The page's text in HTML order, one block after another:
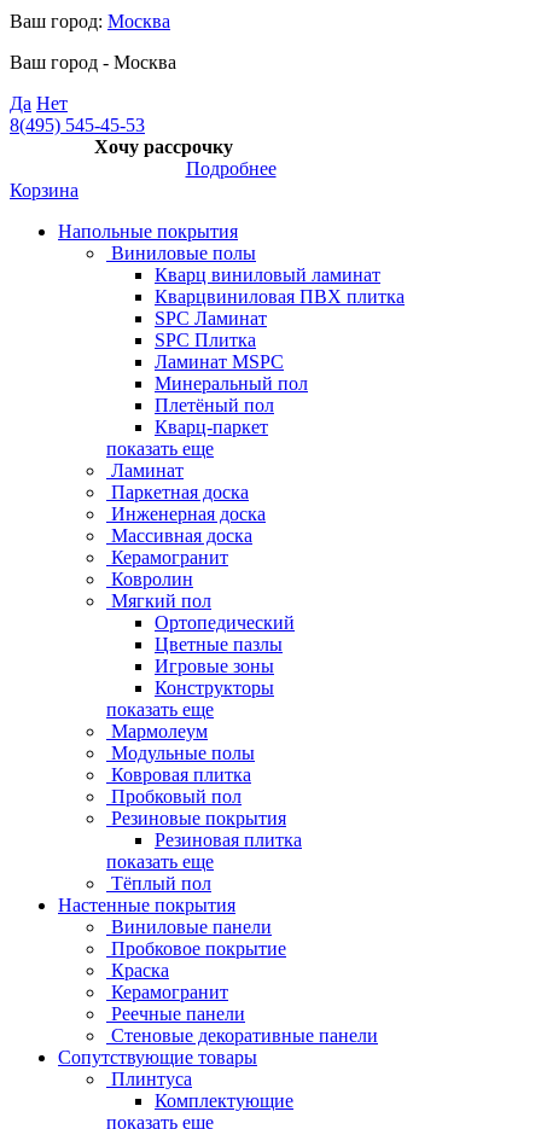
Ваш город: Москва
Ваш город - Москва
Да Нет
8(495) 545-45-53
Хочу рассрочку
Подробнее
Корзина
Напольные покрытия
Виниловые полы
Кварц виниловый ламинат
Кварцвиниловая ПВХ плитка
SPC Ламинат
SPC Плитка
Ламинат MSPC
Минеральный пол
Плетёный пол
Кварц-паркет
показать еще
Ламинат
Паркетная доска
Инженерная доска
Массивная доска
Керамогранит
Ковролин
Мягкий пол
Ортопедический
Цветные пазлы
Игровые зоны
Конструкторы
показать еще
Мармолеум
Модульные полы
Ковровая плитка
Пробковый пол
Резиновые покрытия
Резиновая плитка
показать еще
Тёплый пол
Настенные покрытия
Виниловые панели
Пробковое покрытие
Краска
Керамогранит
Реечные панели
Стеновые декоративные панели
Сопутствующие товары
Плинтуса
Комплектующие
показать еще